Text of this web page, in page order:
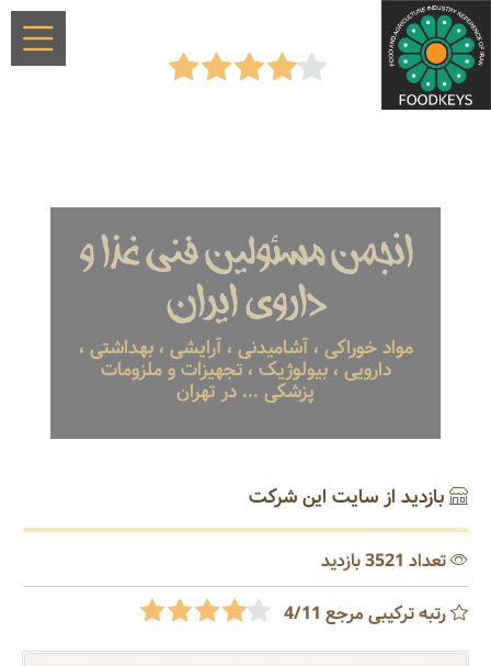
انجمن مسئولین فنی غذا و
داروی ایران
مواد خوراکی ، آشامیدنی ، آرایشی ، بهداشتی ،
دارویی ، بیولوژیک ، تجهیزات و ملزومات
پزشکی ... در تهران
بازدید از سایت این شرکت
تعداد 3521 بازدید
رتبه ترکیبی مرجع 4/11